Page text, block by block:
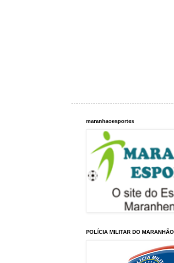
maranhaoesportes
POLÍCIA MILITAR DO MARANHÃO